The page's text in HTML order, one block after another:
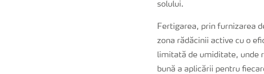
solului.
Fertigarea, prin furnizarea
zona rădăcinii active cu o
limitată de umiditate, unde
bună a aplicării pentru